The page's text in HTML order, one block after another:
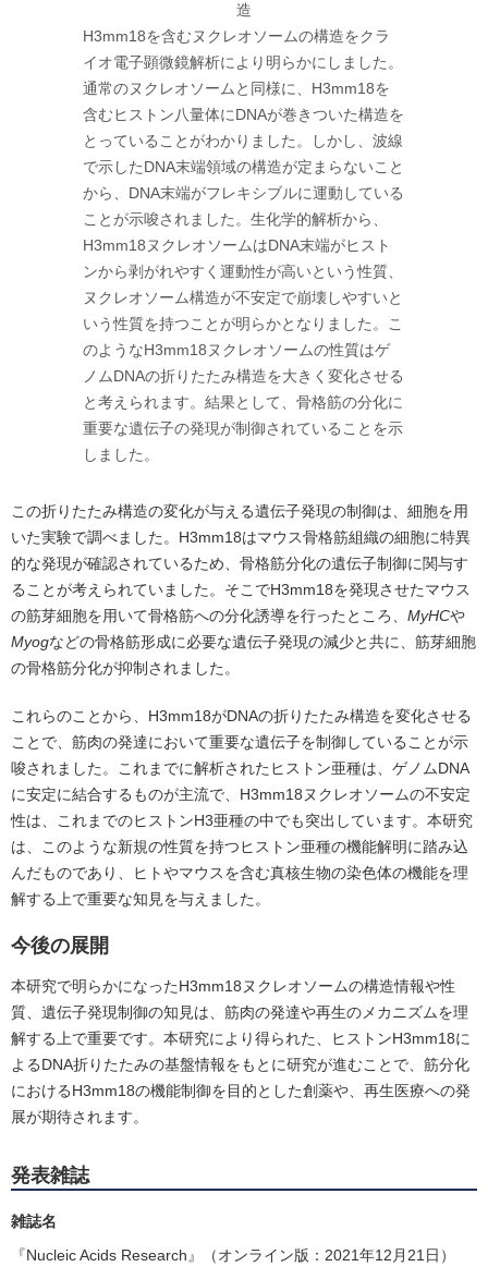
造
H3mm18を含むヌクレオソームの構造をクラ
イオ電子顕微鏡解析により明らかにしました。
通常のヌクレオソームと同様に、H3mm18を
含むヒストン八量体にDNAが巻きついた構造を
とっていることがわかりました。しかし、波線
で示したDNA末端領域の構造が定まらないこと
から、DNA末端がフレキシブルに運動している
ことが示唆されました。生化学的解析から、
H3mm18ヌクレオソームはDNA末端がヒスト
ンから剥がれやすく運動性が高いという性質、
ヌクレオソーム構造が不安定で崩壊しやすいと
いう性質を持つことが明らかとなりました。こ
のようなH3mm18ヌクレオソームの性質はゲ
ノムDNAの折りたたみ構造を大きく変化させる
と考えられます。結果として、骨格筋の分化に
重要な遺伝子の発現が制御されていることを示
しました。
この折りたたみ構造の変化が与える遺伝子発現の制御は、細胞を用
いた実験で調べました。H3mm18はマウス骨格筋組織の細胞に特異
的な発現が確認されているため、骨格筋分化の遺伝子制御に関与す
ることが考えられていました。そこでH3mm18を発現させたマウス
の筋芽細胞を用いて骨格筋への分化誘導を行ったところ、 MyHCや
Myogなどの骨格筋形成に必要な遺伝子発現の減少と共に、筋芽細胞
の骨格筋分化が抑制されました。
これらのことから、H3mm18がDNAの折りたたみ構造を変化させる
ことで、筋肉の発達において重要な遺伝子を制御していることが示
唆されました。これまでに解析されたヒストン亜種は、ゲノムDNA
に安定に結合するものが主流で、H3mm18ヌクレオソームの不安定
性は、これまでのヒストンH3亜種の中でも突出しています。本研究
は、このような新規の性質を持つヒストン亜種の機能解明に踏み込
んだものであり、ヒトやマウスを含む真核生物の染色体の機能を理
解する上で重要な知見を与えました。
今後の展開
本研究で明らかになったH3mm18ヌクレオソームの構造情報や性
質、遺伝子発現制御の知見は、筋肉の発達や再生のメカニズムを理
解する上で重要です。本研究により得られた、ヒストンH3mm18に
よるDNA折りたたみの基盤情報をもとに研究が進むことで、筋分化
におけるH3mm18の機能制御を目的とした創薬や、再生医療への発
展が期待されます。
発表雑誌
雑誌名
『Nucleic Acids Research』（オンライン版：2021年12月21日）